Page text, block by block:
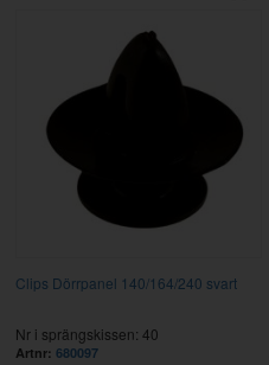
Clips Dörrpanel 140/164/240 svart
Nr i sprängskissen: 40
Artnr: 680097